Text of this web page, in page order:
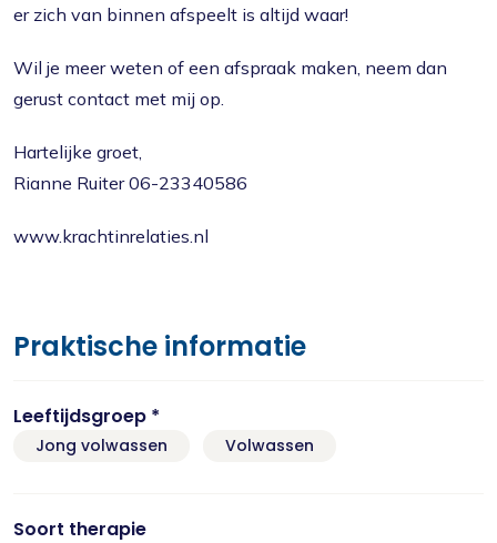
er zich van binnen afspeelt is altijd waar!
Wil je meer weten of een afspraak maken, neem dan
gerust contact met mij op.
Hartelijke groet,
Rianne Ruiter 06-23340586
www.krachtinrelaties.nl
Praktische informatie
Leeftijdsgroep *
Jong volwassen Volwassen
Soort therapie